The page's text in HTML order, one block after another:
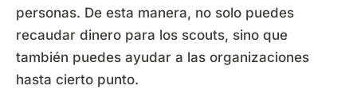
personas. De esta manera, no solo puedes
recaudar dinero para los scouts, sino que
también puedes ayudar a las organizaciones
hasta cierto punto.